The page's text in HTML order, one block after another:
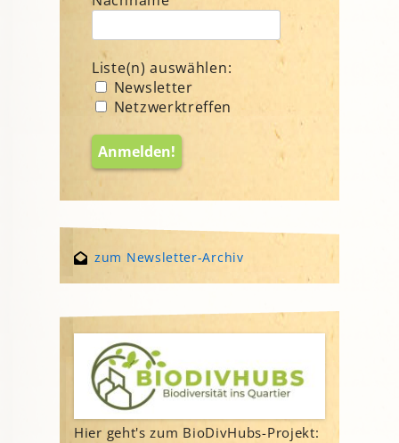
Liste(n) auswählen:
Newsletter
Netzwerktreffen
zum Newsletter-Archiv
Hier geht's zum BioDivHubs-Projekt: